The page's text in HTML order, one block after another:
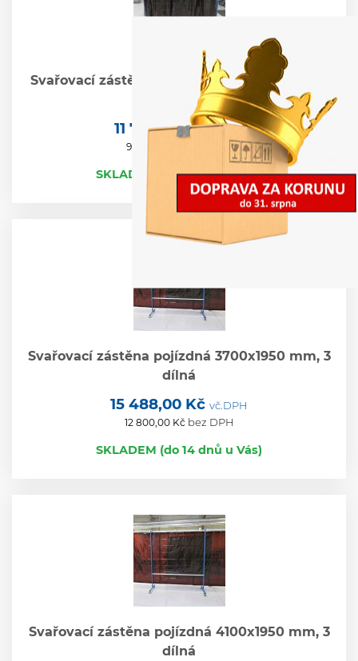
Svařovací zástěna pojízdná 2100x1950 mm, 1
11 737,00 Kčvč.DPH
9 700,00 Kč bez DPH
SKLADEM (do 14 dnů u Vás)
Svařovací zástěna pojízdná 3700x1950 mm, 3
dílná
15 488,00 Kč vč.DPH
12 800,00 Kč bez DPH
SKLADEM (do 14 dnů u Vás)
Svařovací zástěna pojízdná 4100x1950 mm, 3
dílná